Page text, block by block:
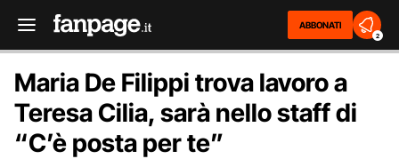
ABBONATI
2
Maria De Filippi trova lavoro a
Teresa Cilia, sarà nello staff di
“C’è posta per te”